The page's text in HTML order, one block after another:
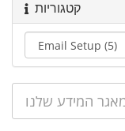
קטגוריות